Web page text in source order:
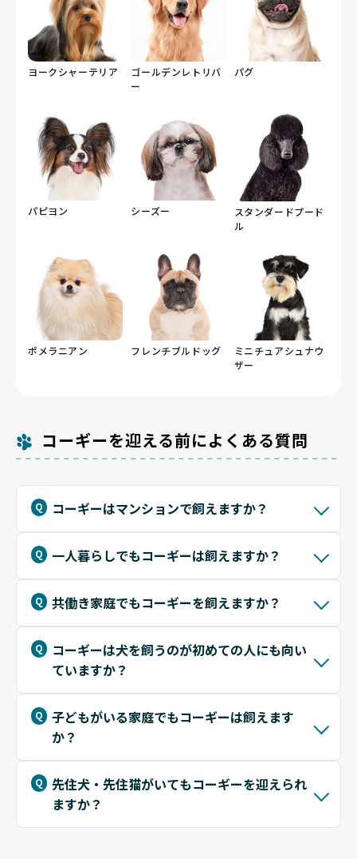
ヨークシャーテリア
ゴールデンレトリバ
ー
パグ
パピヨン シーズー
スタンダードプード
ル
ポメラニアン フレンチブルドッグ
ミニチュアシュナウ
ザー
コーギーを迎える前によくある質問
コーギーはマンションで飼えますか？
一人暮らしでもコーギーは飼えますか？
共働き家庭でもコーギーを飼えますか？
コーギーは犬を飼うのが初めての人にも向い
ていますか？
子どもがいる家庭でもコーギーは飼えます
か？
先住犬・先住猫がいてもコーギーを迎えられ
ますか？